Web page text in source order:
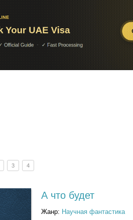
3 4
А что будет
Жанр: Научная фантастика